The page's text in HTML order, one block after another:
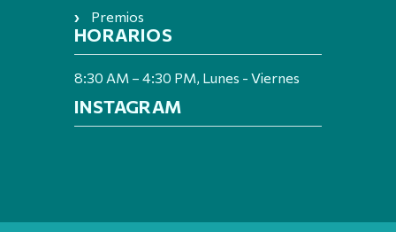
Premios
HORARIOS
8:30 AM – 4:30 PM, Lunes - Viernes
INSTAGRAM